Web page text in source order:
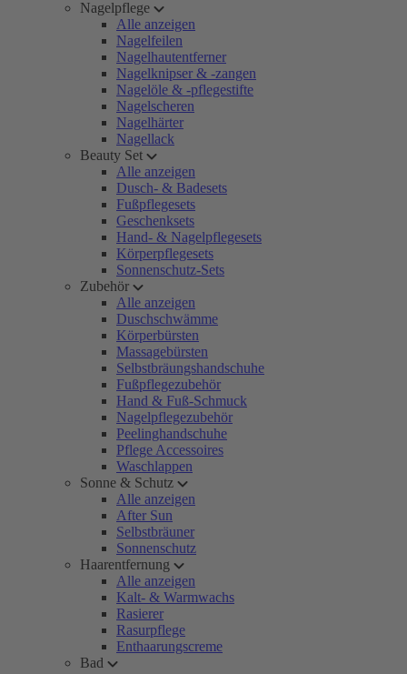
Nagelpflege
Alle anzeigen
Nagelfeilen
Nagelhautentferner
Nagelknipser & -zangen
Nagelöle & -pflegestifte
Nagelscheren
Nagelhärter
Nagellack
Beauty Set
Alle anzeigen
Dusch- & Badesets
Fußpflegesets
Geschenksets
Hand- & Nagelpflegesets
Körperpflegesets
Sonnenschutz-Sets
Zubehör
Alle anzeigen
Duschschwämme
Körperbürsten
Massagebürsten
Selbstbräungshandschuhe
Fußpflegezubehör
Hand & Fuß-Schmuck
Nagelpflegezubehör
Peelinghandschuhe
Pflege Accessoires
Waschlappen
Sonne & Schutz
Alle anzeigen
After Sun
Selbstbräuner
Sonnenschutz
Haarentfernung
Alle anzeigen
Kalt- & Warmwachs
Rasierer
Rasurpflege
Enthaarungscreme
Bad